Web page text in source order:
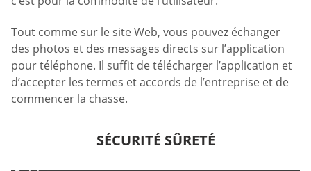
Tout comme sur le site Web, vous pouvez échanger
des photos et des messages directs sur l’application
pour téléphone. Il suffit de télécharger l’application et
d’accepter les termes et accords de l’entreprise et de
commencer la chasse.
SÉCURITÉ SÛRETÉ